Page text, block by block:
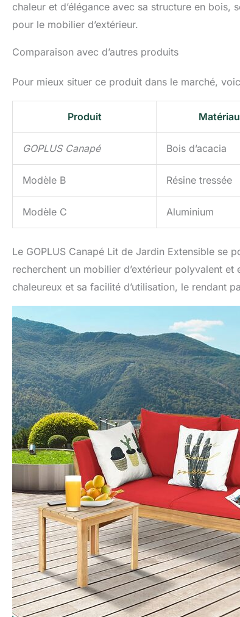
chaleur et d’élégance avec sa structure en bois,
pour le mobilier d’extérieur.
Comparaison avec d’autres produits
Pour mieux situer ce produit dans le marché,
Produit Matériau
GOPLUS Canapé Bois d’acacia
Modèle B Résine tressée
Modèle C Aluminium
Le GOPLUS Canapé Lit de Jardin Extensible se
recherchent un mobilier d’extérieur polyvalent
chaleureux et sa facilité d’utilisation, le rendant